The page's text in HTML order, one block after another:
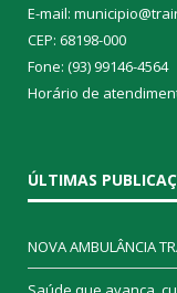
E-mail:
CEP: 68198-000
Fone: (93) 99146-4564
Horário de
ÚLTIMAS
NOVA AMBULÂNCIA